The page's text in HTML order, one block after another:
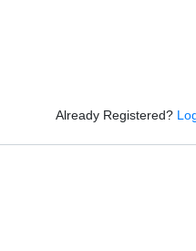
Already Registered?